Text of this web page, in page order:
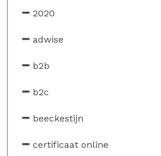
2020
adwise
b2b
b2c
beeckestijn
certificaat online